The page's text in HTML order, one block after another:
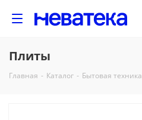
Плиты
Главная - Каталог - Бытовая техника